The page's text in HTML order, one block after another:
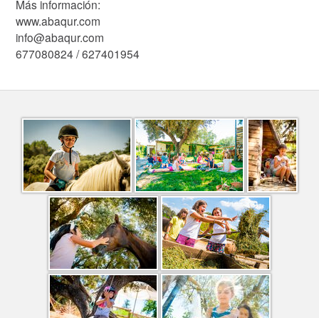
Más información:
www.abaqur.com
info@abaqur.com
677080824 / 627401954